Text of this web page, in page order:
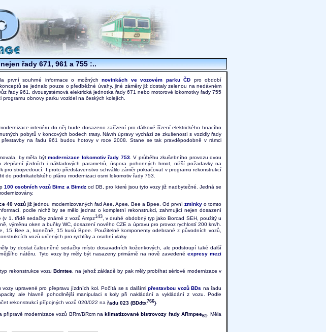
řady 671, 961 a 755 :..
první souhrné informace o možných novinkách ve vozovém parku ČD pro období
se jednalo pouze o předběžné úvahy, jiné záměry již dostaly zelenou na nedávném
řady 961, dvousystémová elektrická jednotka řady 671 nebo motorové lokomotivy řady 755
obnovy parku vozidel na českých kolejích.
interiéru do něj bude dosazeno zařízení pro dálkové řízení elektrického hnacího
pobytů v koncových bodech trasy. Návrh úpravy vychází ze zkušeností s vozidly řady
na řadu 961 budou hotovy v roce 2008. Stane se tak pravděpodobně v rámci
by měla být modernizace lokomotiv řady 753. V průběhu zkušebního provozu dvou
zlepšení jízdních i nákladových parametrů, úspora pohonných hmot, nižší požadavky na
pro strojvedoucí. I proto představenstvo schválilo záměr pokračovat v programu rekonstrukcí
do podnikatelského plánu modernizaci osmi lokomotiv řady 753.
100 osobních vozů Bimz a Bimdzod DB, pro které jsou tyto vozy již nadbytečné. Jedná se
40 vozů již jednou modernizovaných řad Aee, Apee, Bee a Bpee. Od první zmí­nkyo tomto
podle nichž by se mělo jednat o kompletní rekonstrukci, zahrnující nejen dosazení
1. třídě sedačky známé z vozů Ampz143, v druhé obdobný typ jako Borcad SEH, použitý u
výměnu oken a buňky WC, dosazení nového CZE a úpravu pro provoz rychlostí 200 km/h.
15 Bee a, konečně, 15 kusů Bpee. Použitelné komponenty odebrané z původních vozů,
vozů určených pro rychlíky a osobní vlaky.
by dostat čalouněné sedačky místo dosavadních koženkových, ale podstoupí také další
nátěru. Tyto vozy by měly být nasazeny primárně na nově zavedené expresy mezi
rekonstrukce vozuBdmtee, na jehož základě by pak měly probíhat sériové modernizace v
vozy upravené pro přepravu jízdních kol. Počítá se s dalšímipřestavbou vozů BDs na řadu
ale hlavně pohodlnější manipulaci s koly při nakládání a vykládání z vozu. Podle
rekonstrukcí přípojných vozů 020/022 na řadu 023 (BDdtx766).
přípravě modernizace vozů BRm/BRcm naklimatizované bistrovozy řady ARmpee61
. Měla